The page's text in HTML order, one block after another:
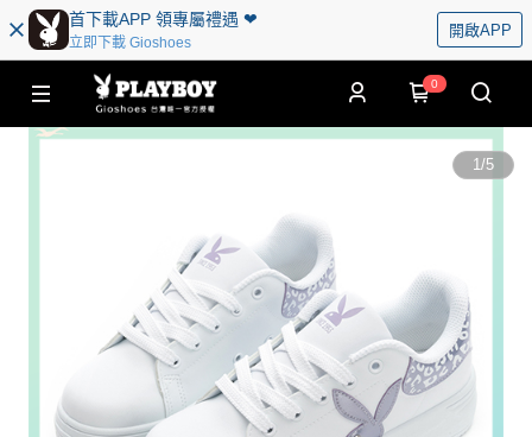
首下載APP 領專屬禮遇 ❤︎
立即下載 Gioshoes
開啟APP
0
1/5